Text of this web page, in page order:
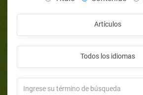
Artículos
Todos los idiomas